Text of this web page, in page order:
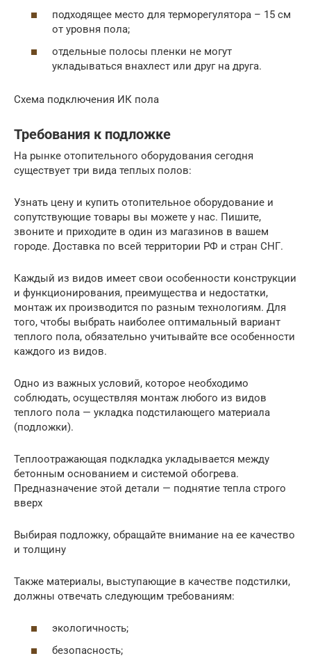
подходящее место для терморегулятора – 15 см
от уровня пола;
отдельные полосы пленки не могут
укладываться внахлест или друг на друга.
Схема подключения ИК пола
Требования к подложке
На рынке отопительного оборудования сегодня
существует три вида теплых полов:
Узнать цену и купить отопительное оборудование и
сопутствующие товары вы можете у нас. Пишите,
звоните и приходите в один из магазинов в вашем
городе. Доставка по всей территории РФ и стран СНГ.
Каждый из видов имеет свои особенности конструкции
и функционирования, преимущества и недостатки,
монтаж их производится по разным технологиям. Для
того, чтобы выбрать наиболее оптимальный вариант
теплого пола, обязательно учитывайте все особенности
каждого из видов.
Одно из важных условий, которое необходимо
соблюдать, осуществляя монтаж любого из видов
теплого пола — укладка подстилающего материала
(подложки).
Теплоотражающая подкладка укладывается между
бетонным основанием и системой обогрева.
Предназначение этой детали — поднятие тепла строго
вверх
Выбирая подложку, обращайте внимание на ее качество
и толщину
Также материалы, выступающие в качестве подстилки,
должны отвечать следующим требованиям:
экологичность;
безопасность;